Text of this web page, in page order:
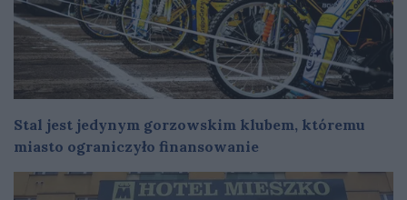
Stal jest jedynym gorzowskim klubem, któremu
miasto ograniczyło finansowanie